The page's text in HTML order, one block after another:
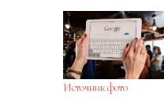
Источник фото